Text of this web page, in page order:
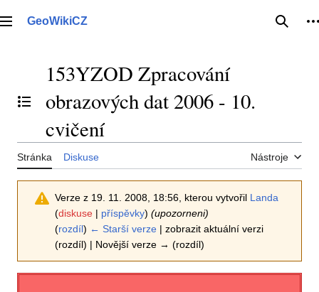
na
Hlavní menu
GeoWikiCZ Hledat
Přepnout obsah
153YZOD Zpracování
obrazových dat 2006 - 10.
cvičení
Stránka Diskuse Nástroje
Verze z 19. 11. 2008, 18:56, kterou vytvořil Landa
(diskuse | příspěvky) (upozorneni)
(rozdíl) ← Starší verze | zobrazit aktuální verzi
(rozdíl) | Novější verze → (rozdíl)